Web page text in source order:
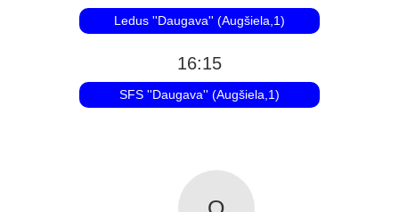
Ledus ''Daugava'' (Augšiela,1)
16:15
SFS ''Daugava'' (Augšiela,1)